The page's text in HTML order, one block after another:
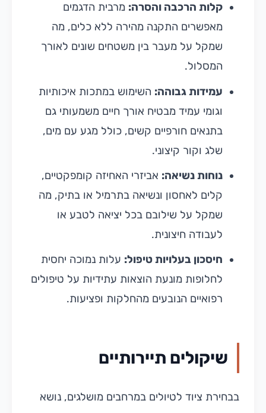
קלות הרכבה והסרה: מרבית הדגמים
מאפשרים התקנה מהירה ללא כלים, מה
שמקל על מעבר בין משטחים שונים לאורך
המסלול.
עמידות גבוהה: השימוש במתכות איכותיות
וגומי עמיד מבטיח אורך חיים משמעותי גם
בתנאים חורפיים קשים, כולל מגע עם מים,
שלג וקור קיצוני.
נוחות נשיאה: אביזרי האחיזה קומפקטיים,
קלים לאחסון ונשיאה בתרמיל או בתיק, מה
שמקל על שילובם בכל יציאה לטבע או
לעבודה חיצונית.
חיסכון בעלויות טיפול: עלות נמוכה יחסית
לחלופות מונעת הוצאות עתידיות על טיפולים
רפואיים הנובעים מהחלקות ופציעות.
שיקולים תיירותיים
בבחירת ציוד לטיולים במרחבים מושלגים, נושא